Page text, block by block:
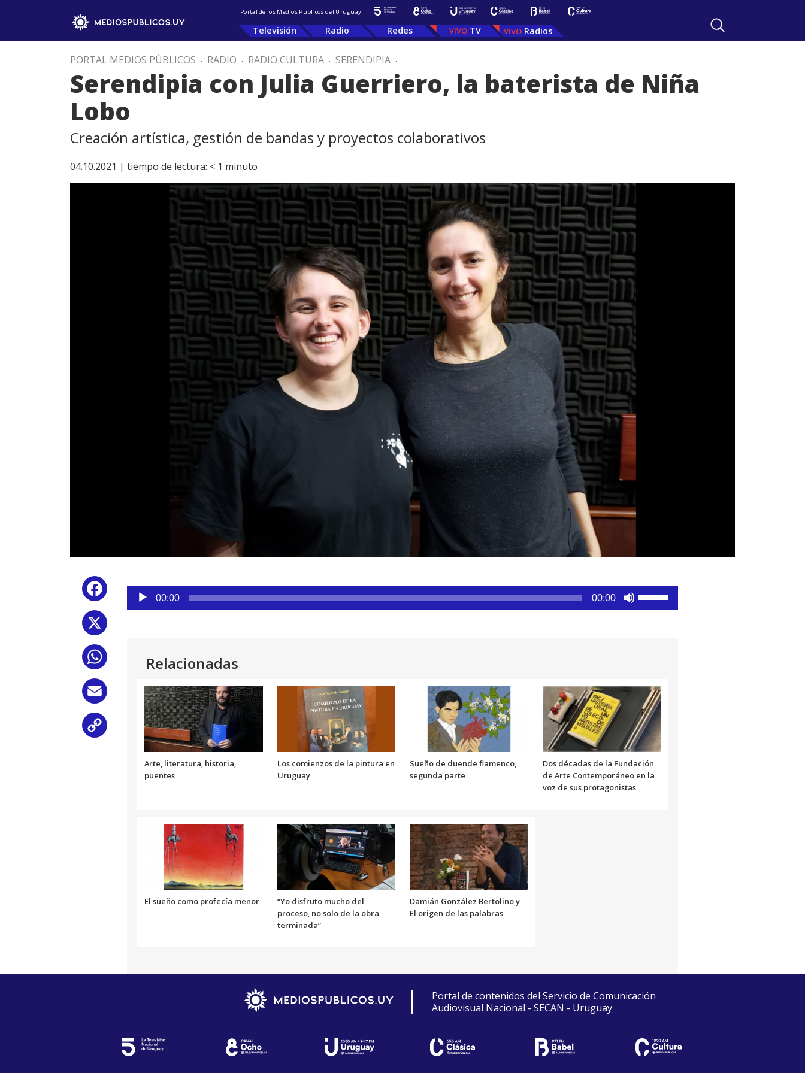
Portal de los Medios Públicos del Uruguay
Televisión Radio Redes TV Radios
PORTAL MEDIOS PÚBLICOS . RADIO . RADIO CULTURA . SERENDIPIA .
Serendipia con Julia Guerriero, la baterista de Niña
Lobo
Creación artística, gestión de bandas y proyectos colaborativos
04.10.2021 | tiempo de lectura: < 1 minuto
Facebook
WhatsApp
Reproductor
audio
00:00 00:00
aumentar
o
disminuir
el
volumen.
Relacionadas
Arte, literatura, historia,
puentes
Los comienzos de la pintura en
Uruguay
Sueño de duende flamenco,
segunda parte
Dos décadas de la Fundación
de Arte Contemporáneo en la
voz de sus protagonistas
El sueño como profecía menor
“Yo disfruto mucho del
proceso, no solo de la obra
terminada”
Damián González Bertolino y
El origen de las palabras
Portal de contenidos del Servicio de Comunicación
Audiovisual Nacional - SECAN - Uruguay